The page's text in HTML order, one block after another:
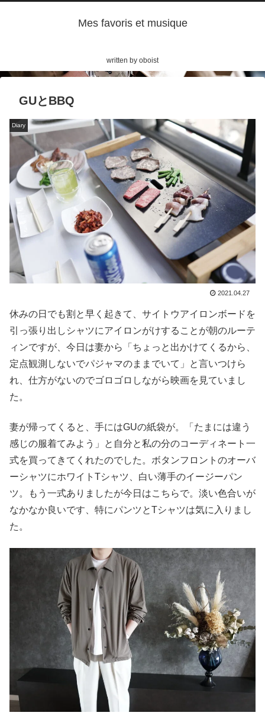
Mes favoris et musique
written by oboist
GUとBBQ
Diary
2021.04.27
休みの日でも割と早く起きて、サイトウアイロンボードを
引っ張り出しシャツにアイロンがけすることが朝のルーテ
ィンですが、今日は妻から「ちょっと出かけてくるから、
定点観測しないでパジャマのままでいて」と言いつけら
れ、仕方がないのでゴロゴロしながら映画を見ていまし
た。
妻が帰ってくると、手にはGUの紙袋が。「たまには違う
感じの服着てみよう」と自分と私の分のコーディネート一
式を買ってきてくれたのでした。ボタンフロントのオーバ
ーシャツにホワイトTシャツ、白い薄手のイージーパン
ツ。もう一式ありましたが今日はこちらで。淡い色合いが
なかなか良いです、特にパンツとTシャツは気に入りまし
た。